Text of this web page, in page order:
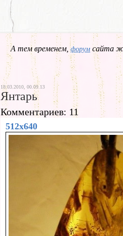
А тем временем,форум сайта
18.03.2010, 00.09.13
Янтарь
Комментариев: 11
512x640